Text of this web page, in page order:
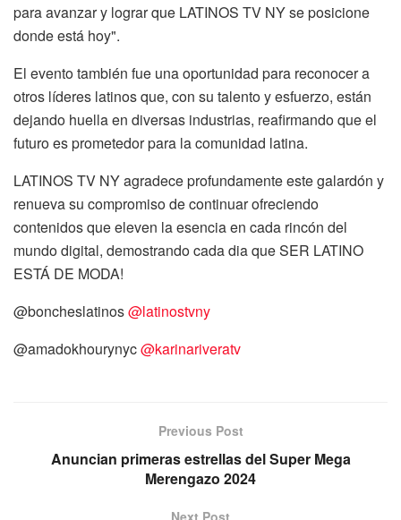
para avanzar y lograr que LATINOS TV NY se posicione
donde está hoy".
El evento también fue una oportunidad para reconocer a
otros líderes latinos que, con su talento y esfuerzo, están
dejando huella en diversas industrias, reafirmando que el
futuro es prometedor para la comunidad latina.
LATINOS TV NY agradece profundamente este galardón y
renueva su compromiso de continuar ofreciendo
contenidos que eleven la esencia en cada rincón del
mundo digital, demostrando cada dia que SER LATINO
ESTÁ DE MODA!
@boncheslatinos@latinostvny
@amadokhourynyc@karinariveratv
Previous Post
Anuncian primeras estrellas del Super Mega
Merengazo 2024
Next Post